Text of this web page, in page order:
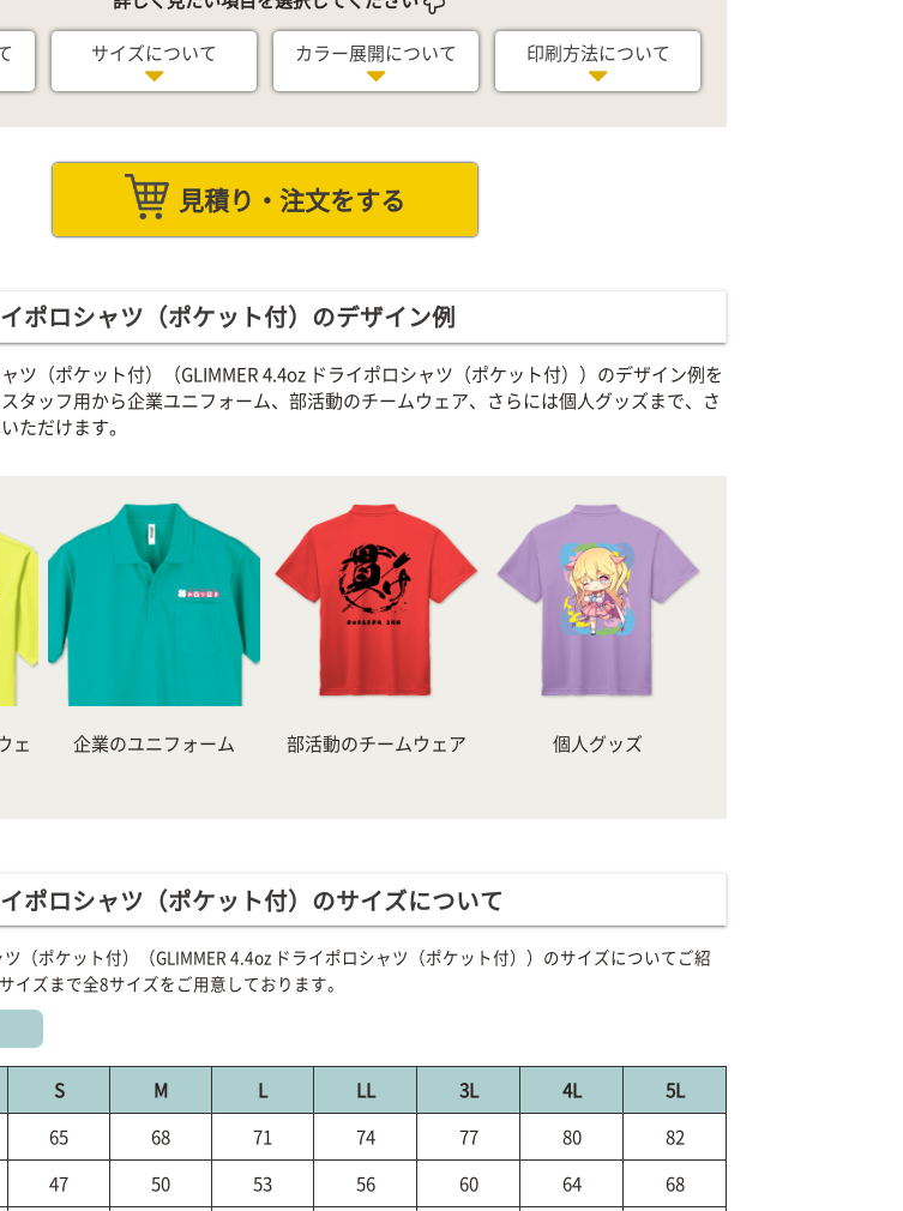
サイズについて カラー展開について 印刷方法について
見積り・注文をする
ポロシャツ（ポケット付）のデザイン例
ツ（ポケット付）（GLIMMER 4.4oz ドライポロシャツ（ポケット付））のデザイン例を
タッフ用から企業ユニフォーム、部活動のチームウェア、さらには個人グッズまで、さ
ただけます。
ェ
企業のユニフォーム 部活動のチームウェア 個人グッズ
ポロシャツ（ポケット付）のサイズについて
（ポケット付）（GLIMMER 4.4oz ドライポロシャツ（ポケット付））のサイズについてご紹
イズまで全8サイズをご用意しております。
S M L LL 3L 4L
5L
65 68 71 74 77 80
82
47 50 53 56 60 64
68